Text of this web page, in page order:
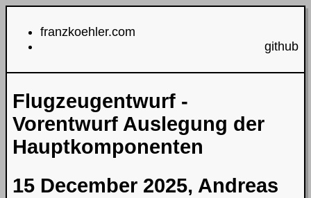
franzkoehler.com
github
Flugzeugentwurf -
Vorentwurf Auslegung der
Hauptkomponenten
15 December 2025, Andreas